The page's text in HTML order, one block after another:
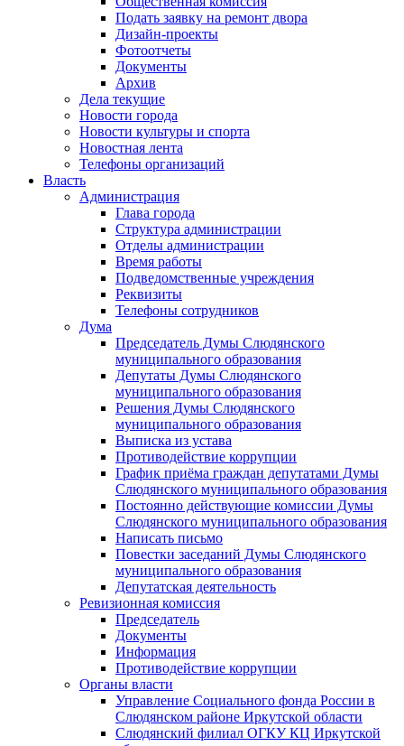
Подать заявку на ремонт двора
Дизайн-проекты
Фотоотчеты
Документы
Архив
Дела текущие
Новости города
Новости культуры и спорта
Новостная лента
Телефоны организаций
Власть
Администрация
Глава города
Структура администрации
Отделы администрации
Время работы
Подведомственные учреждения
Реквизиты
Телефоны сотрудников
Дума
Председатель Думы Слюдянского
муниципального образования
Депутаты Думы Слюдянского
муниципального образования
Решения Думы Слюдянского
муниципального образования
Выписка из устава
Противодействие коррупции
График приёма граждан депутатами Думы
Слюдянского муниципального образования
Постоянно действующие комиссии Думы
Слюдянского муниципального образования
Написать письмо
Повестки заседаний Думы Слюдянского
муниципального образования
Депутатская деятельность
Ревизионная комиссия
Председатель
Документы
Информация
Противодействие коррупции
Органы власти
Управление Социального фонда России в
Слюдянском районе Иркутской области
Слюдянский филиал ОГКУ КЦ Иркутской